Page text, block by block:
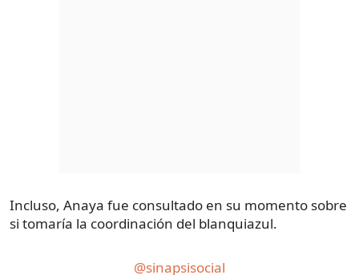
Incluso, Anaya fue consultado en su momento sobre
si tomaría la coordinación del blanquiazul.
@sinapsisocial